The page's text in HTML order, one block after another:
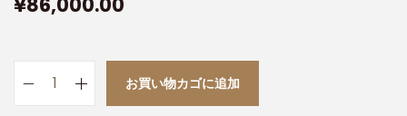
お買い物カゴに追加